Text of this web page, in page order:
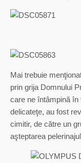
Mai trebuie
prin grija Domnului
care ne întâmpină în
delicateţe, au fost
cimitir, de către un
aşteptarea